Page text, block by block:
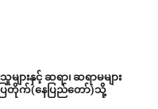
များနှင့် ဆရာ၊ ဆရာမများ
ြတိုက်(နေပြည်တော်)သို့